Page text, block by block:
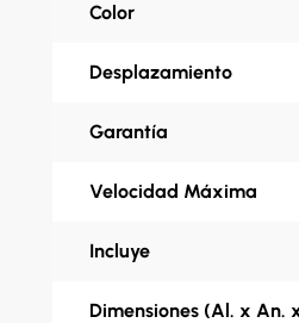
Color
Desplazamiento
Garantía
Velocidad Máxima
Incluye
Dimensiones (Al. x An.